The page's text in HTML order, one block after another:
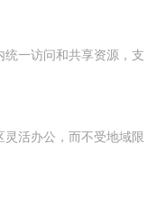
一访问和共享资源，支
活办公，而不受地域限